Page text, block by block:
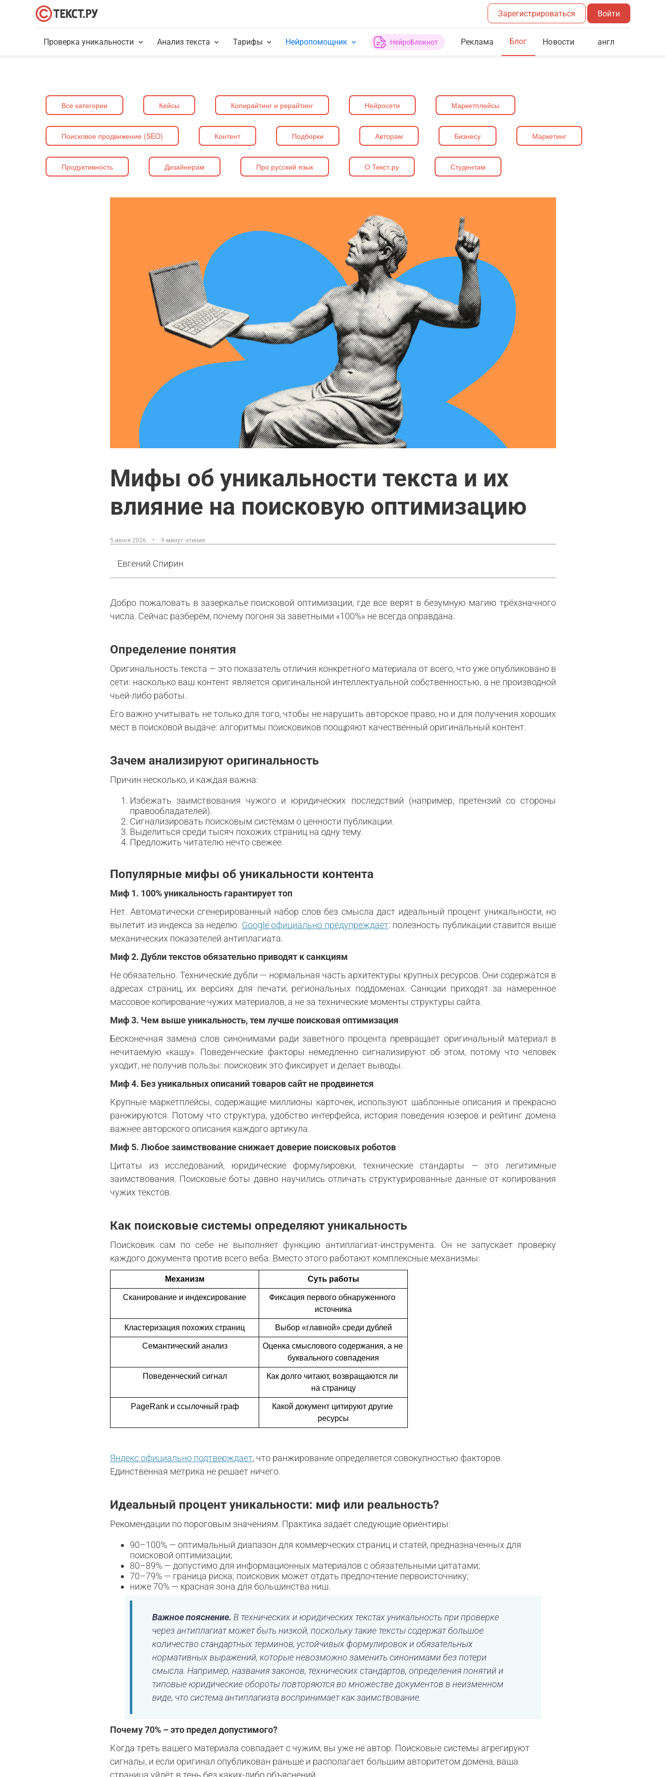
Зарегистрироваться Войти
Проверка уникальности Анализ текста Тарифы Нейропомощник НейроБлокнот Реклама Блог Новости англ
Все категории Кейсы Копирайтинг и рерайтинг Нейросети Маркетплейсы
Поисковое продвижение (SEO) Контент Подборки Авторам Бизнесу Маркетинг
Продуктивность Дизайнерам Про русский язык О Текст.ру Студентам
Мифы об уникальности текста и их
влияние на поисковую оптимизацию
5 июня 2026 9 минут чтения
Евгений Спирин
Добро пожаловать в зазеркалье поисковой оптимизации, где все верят в безумную магию трёхзначного
числа. Сейчас разберём, почему погоня за заветными «100%» не всегда оправдана.
Определение понятия
Оригинальность текста — это показатель отличия конкретного материала от всего, что уже опубликовано в
сети: насколько ваш контент является оригинальной интеллектуальной собственностью, а не производной
чьей-либо работы.
Его важно учитывать не только для того, чтобы не нарушить авторское право, но и для получения хороших
мест в поисковой выдаче: алгоритмы поисковиков поощряют качественный оригинальный контент.
Зачем анализируют оригинальность
Причин несколько, и каждая важна:
Избежать заимствования чужого и юридических последствий (например, претензий со стороны
правообладателей).
Сигнализировать поисковым системам о ценности публикации.
Выделиться среди тысяч похожих страниц на одну тему.
Предложить читателю нечто свежее.
Популярные мифы об уникальности контента
Миф 1. 100% уникальность гарантирует топ
Нет. Автоматически сгенерированный набор слов без смысла даст идеальный процент уникальности, но
вылетит из индекса за неделю. Google официально предупреждает: полезность публикации ставится выше
механических показателей антиплагиата.
Миф 2. Дубли текстов обязательно приводят к санкциям
Не обязательно. Технические дубли — нормальная часть архитектуры крупных ресурсов. Они содержатся в
адресах страниц, их версиях для печати, региональных поддоменах. Санкции приходят за намеренное
массовое копирование чужих материалов, а не за технические моменты структуры сайта.
Миф 3. Чем выше уникальность, тем лучше поисковая оптимизация
Бесконечная замена слов синонимами ради заветного процента превращает оригинальный материал в
нечитаемую «кашу». Поведенческие факторы немедленно сигнализируют об этом, потому что человек
уходит, не получив пользы: поисковик это фиксирует и делает выводы.
Миф 4. Без уникальных описаний товаров сайт не продвинется
Крупные маркетплейсы, содержащие миллионы карточек, используют шаблонные описания и прекрасно
ранжируются. Потому что структура, удобство интерфейса, история поведения юзеров и рейтинг домена
важнее авторского описания каждого артикула.
Миф 5. Любое заимствование снижает доверие поисковых роботов
Цитаты из исследований, юридические формулировки, технические стандарты — это легитимные
заимствования. Поисковые боты давно научились отличать структурированные данные от копирования
чужих текстов.
Как поисковые системы определяют уникальность
Поисковик сам по себе не выполняет функцию антиплагиат-инструмента. Он не запускает проверку
каждого документа против всего веба. Вместо этого работают комплексные механизмы:
Механизм Суть работы
Сканирование и индексирование
Фиксация первого обнаруженного
источника
Кластеризация похожих страниц Выбор «главной» среди дублей
Семантический анализ
Оценка смыслового содержания, а не
буквального совпадения
Поведенческий сигнал
Как долго читают, возвращаются ли
на страницу
PageRank и ссылочный граф
Какой документ цитируют другие
ресурсы
Яндекс официально подтверждает, что ранжирование определяется совокупностью факторов.
Единственная метрика не решает ничего.
Идеальный процент уникальности: миф или реальность?
Рекомендации по пороговым значениям. Практика задаёт следующие ориентиры:
90–100% — оптимальный диапазон для коммерческих страниц и статей, предназначенных для
поисковой оптимизации;
80–89% — допустимо для информационных материалов с обязательными цитатами;
70–79% — граница риска; поисковик может отдать предпочтение первоисточнику;
ниже 70% — красная зона для большинства ниш.
Важное пояснение. В технических и юридических текстах уникальность при проверке
через антиплагиат может быть низкой, поскольку такие тексты содержат большое
количество стандартных терминов, устойчивых формулировок и обязательных
нормативных выражений, которые невозможно заменить синонимами без потери
смысла. Например, названия законов, технических стандартов, определения понятий и
типовые юридические обороты повторяются во множестве документов в неизменном
виде, что система антиплагиата воспринимает как заимствование.
Почему 70% – это предел допустимого?
Когда треть вашего материала совпадает с чужим, вы уже не автор. Поисковые системы агрегируют
сигналы, и если оригинал опубликован раньше и располагает большим авторитетом домена, ваша
страница уйдёт в тень без каких-либо объяснений.